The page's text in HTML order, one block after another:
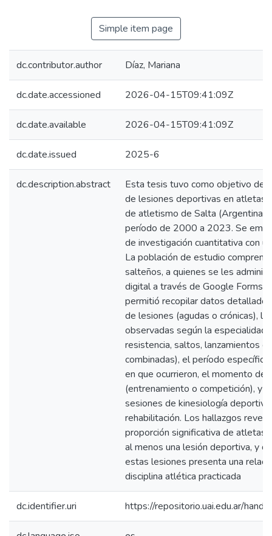
Simple item page
dc.contributor.author Díaz, Mariana
dc.date.accessioned 2026-04-15T09:41:09Z
dc.date.available 2026-04-15T09:41:09Z
dc.date.issued 2025-6
dc.description.abstract
Esta tesis tuvo como objetivo
de lesiones deportivas en atletas
de atletismo de Salta (Argentina),
período de 2000 a 2023. Se
de investigación cuantitativa con
La población de estudio
salteños, a quienes se les
digital a través de Google Forms.
permitió recopilar datos
de lesiones (agudas o crónicas),
observadas según la especialidad
resistencia, saltos, lanzamientos o
combinadas), el período
en que ocurrieron, el momento de
(entrenamiento o competición), y
sesiones de kinesiología deportiva
rehabilitación. Los hallazgos
proporción significativa de atletas
al menos una lesión deportiva, y
estas lesiones presenta una
disciplina atlética practicada
dc.identifier.uri https://repositorio.uai.edu.ar/